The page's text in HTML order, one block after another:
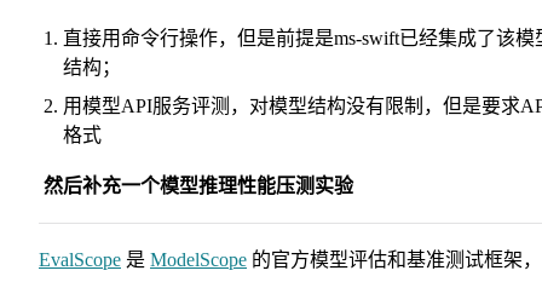
直接用命令行操作，但是前提是ms-swift已经集成了该模
结构；
用模型API服务评测，对模型结构没有限制，但是要求
格式
然后补充一个模型推理性能压测实验
EvalScope 是 ModelScope 的官方模型评估和基准测试框架